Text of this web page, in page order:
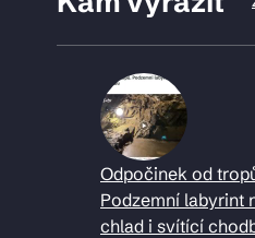
Odpočinek od
Podzemní labyrint
chlad i svítící